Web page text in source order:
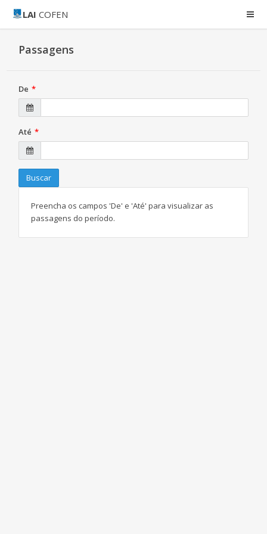
LAI COFEN
Passagens
De
Até
Buscar
Preencha os campos 'De' e 'Até' para visualizar as
passagens do período.